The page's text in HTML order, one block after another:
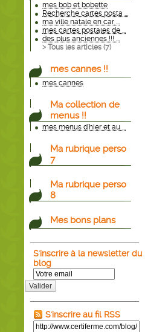
mes bob et bobette
Recherche cartes posta ...
ma ville natale en car ...
mes cartes postales de ...
des plus anciennes !!! ...
> Tous les articles (7)
mes cannes !!
mes cannes
Ma collection de
menus !!
mes menus d'hier et au ...
Ma rubrique perso
7
Ma rubrique perso
8
Mes bons plans
S'inscrire à la newsletter du
blog
Valider
S'inscrire au fil RSS